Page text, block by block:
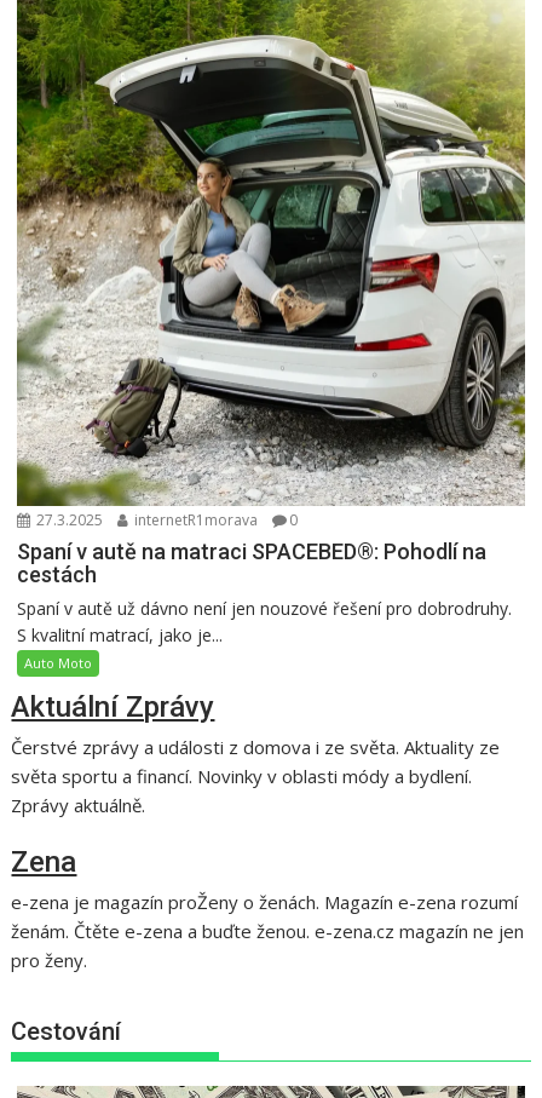
27.3.2025 internetR1morava 0
Spaní v autě na matraci SPACEBED®: Pohodlí na
cestách
Spaní v autě už dávno není jen nouzové řešení pro dobrodruhy.
S kvalitní matrací, jako je...
Auto Moto
Aktuální Zprávy
Čerstvé zprávy a události z domova i ze světa. Aktuality ze
světa sportu a financí. Novinky v oblasti módy a bydlení.
Zprávy aktuálně.
Zena
e-zena je magazín proŽeny o ženách. Magazín e-zena rozumí
ženám. Čtěte e-zena a buďte ženou. e-zena.cz magazín ne jen
pro ženy.
Cestování